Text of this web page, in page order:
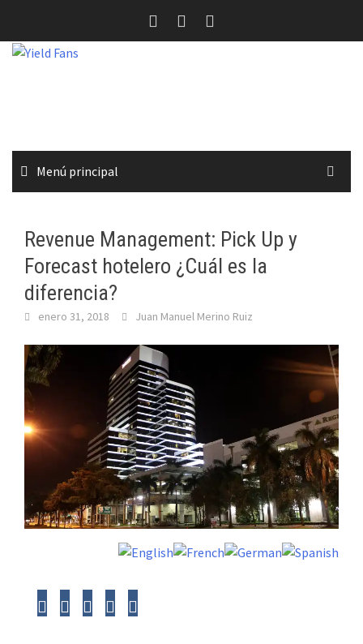
contenido
Menú principal
Revenue Management: Pick Up y
Forecast hotelero ¿Cuál es la
diferencia?
enero 31, 2018 Juan Manuel Merino Ruiz